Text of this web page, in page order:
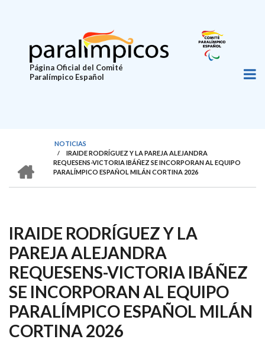
principal
Página Oficial del Comité
Paralímpico Español
SOBRESCRIBIR
ENLACES
A
LA
NAVEGACIÓN
NOTICIAS
/
IRAIDE RODRÍGUEZ Y LA PAREJA ALEJANDRA
REQUESENS-VICTORIA IBÁÑEZ SE INCORPORAN AL EQUIPO
PARALÍMPICO ESPAÑOL MILÁN CORTINA 2026
IRAIDE RODRÍGUEZ Y LA
PAREJA ALEJANDRA
REQUESENS-VICTORIA IBÁÑEZ
SE INCORPORAN AL EQUIPO
PARALÍMPICO ESPAÑOL MILÁN
CORTINA 2026